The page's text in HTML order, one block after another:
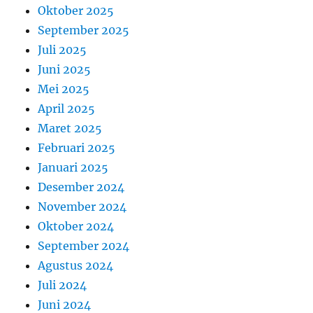
Oktober 2025
September 2025
Juli 2025
Juni 2025
Mei 2025
April 2025
Maret 2025
Februari 2025
Januari 2025
Desember 2024
November 2024
Oktober 2024
September 2024
Agustus 2024
Juli 2024
Juni 2024